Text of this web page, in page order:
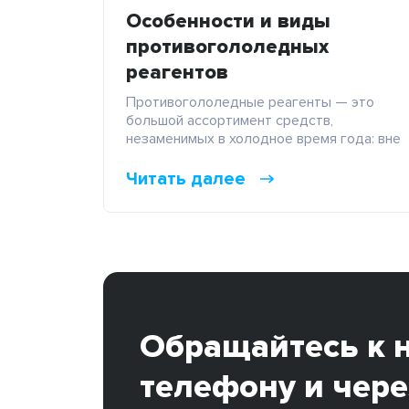
Особенности и виды
противогололедных
реагентов
Противогололедные реагенты — это
большой ассортимент средств,
незаменимых в холодное время года: вне
справляются с обледенением дорог и
Читать далее
Обращайтесь к
телефону и